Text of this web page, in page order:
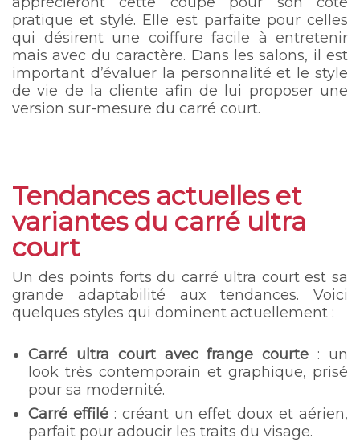
pratique et stylé. Elle est parfaite pour celles
qui désirent une coiffure facile à entretenir
mais avec du caractère. Dans les salons, il est
important d’évaluer la personnalité et le style
de vie de la cliente afin de lui proposer une
version sur-mesure du carré court.
Tendances actuelles et
variantes du carré ultra
court
Un des points forts du carré ultra court est sa
grande adaptabilité aux tendances. Voici
quelques styles qui dominent actuellement :
Carré ultra court avec frange courte : un
look très contemporain et graphique, prisé
pour sa modernité.
Carré effilé: créant un effet doux et aérien,
parfait pour adoucir les traits du visage.